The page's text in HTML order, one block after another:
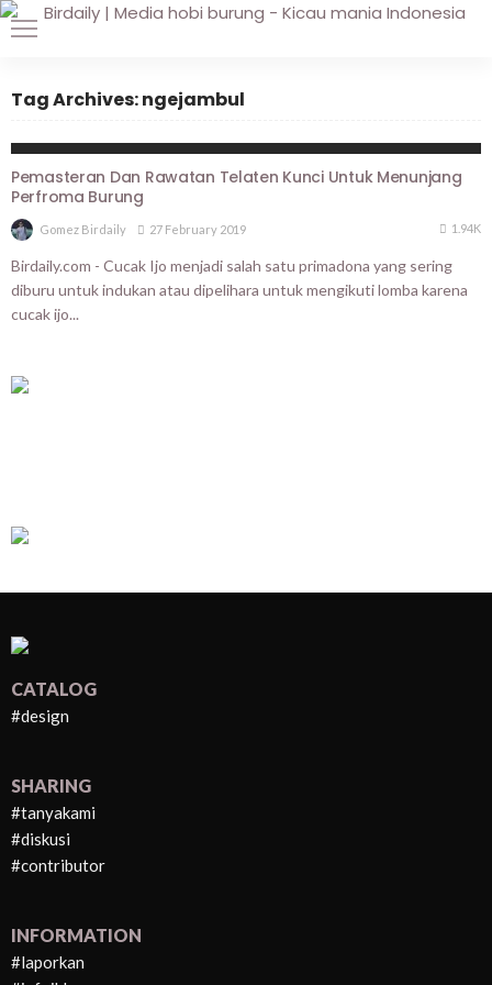
Tag Archives: ngejambul
Pemasteran Dan Rawatan Telaten Kunci Untuk Menunjang
Perfroma Burung
Gomez Birdaily 27 February 2019 1.94K
Birdaily.com - Cucak Ijo menjadi salah satu primadona yang sering
diburu untuk indukan atau dipelihara untuk mengikuti lomba karena
cucak ijo...
CATALOG
#design
SHARING
#tanyakami
#diskusi
#contributor
INFORMATION
#laporkan